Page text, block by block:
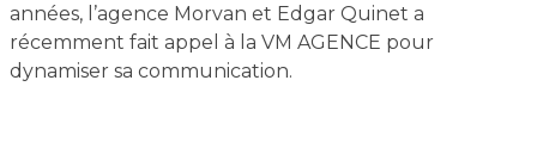
années, l’agence Morvan et Edgar Quinet a
récemment fait appel à la VM AGENCE pour
dynamiser sa communication.